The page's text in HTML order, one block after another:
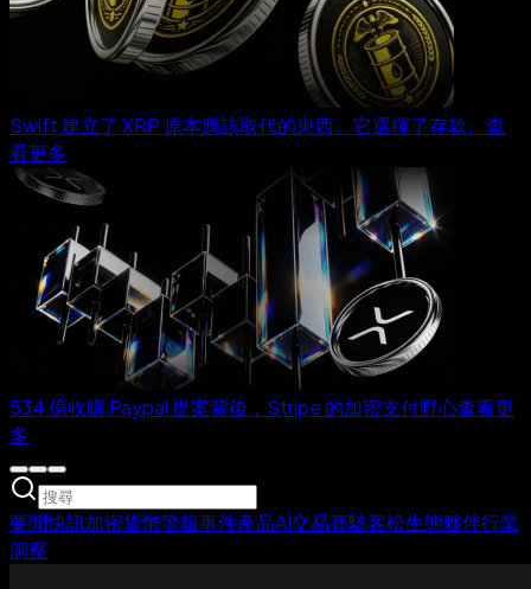
Swift 建立了 XRP 原本應該取代的東西。它選擇了存款。 查
看更多
534 億收購 Paypal 提案背後，Stripe 的加密支付野心查看更
多
要聞快訊加密貨幣警報事件產品AI交易賽駭客松生態夥伴行業
洞察